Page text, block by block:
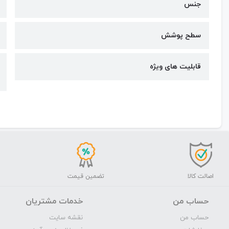
جنس
سطح پوشش
قابلیت های ویژه
اصالت کالا تضمین قیمت
حساب من
حساب من
خدمات مشتریان
نقشه سایت